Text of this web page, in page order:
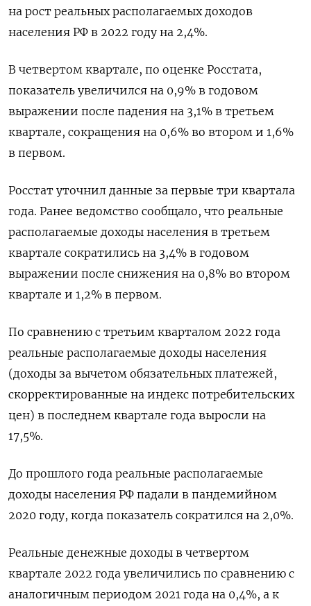
на рост реальных располагаемых доходов
населения РФ в 2022 году на 2,4%.
В четвертом квартале, по оценке Росстата,
показатель увеличился на 0,9% в годовом
выражении после падения на 3,1% в третьем
квартале, сокращения на 0,6% во втором и 1,6%
в первом.
Росстат уточнил данные за первые три квартала
года. Ранее ведомство сообщало, что реальные
располагаемые доходы населения в третьем
квартале сократились на 3,4% в годовом
выражении после снижения на 0,8% во втором
квартале и 1,2% в первом.
По сравнению с третьим кварталом 2022 года
реальные располагаемые доходы населения
(доходы за вычетом обязательных платежей,
скорректированные на индекс потребительских
цен) в последнем квартале года выросли на
17,5%.
До прошлого года реальные располагаемые
доходы населения РФ падали в пандемийном
2020 году, когда показатель сократился на 2,0%.
Реальные денежные доходы в четвертом
квартале 2022 года увеличились по сравнению с
аналогичным периодом 2021 года на 0,4%, а к